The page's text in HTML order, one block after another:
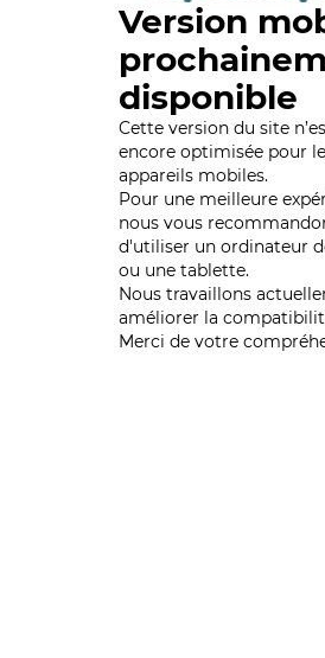
Version
disponible
Cette version du site
encore optimisée pour
appareils mobiles.
Pour une meilleure
nous vous
d'utiliser un ordinateur
ou une tablette.
Nous travaillons
améliorer la
Merci de votre